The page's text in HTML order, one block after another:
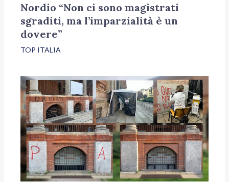
Nordio “Non ci sono magistrati
sgraditi, ma l’imparzialità è un
dovere”
TOP ITALIA